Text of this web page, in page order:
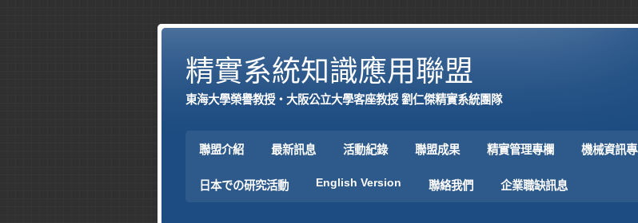
精實系統知識應用聯盟
東海大學榮譽教授‧大阪公立大學客座教授 劉仁傑精實系統團隊
聯盟介紹 最新訊息 活動紀錄 聯盟成果 精實管理專欄 機械資訊
日本での研究活動 English Version 聯絡我們 企業職缺訊息